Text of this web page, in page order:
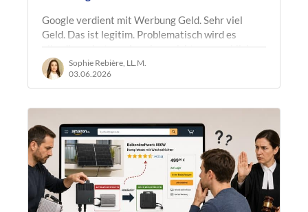
Google verdient mit Werbung Geld. Sehr viel
Geld. Das ist legitim. Problematisch wird es
allerdings dort, wo Anzeigen nicht nur werblich
zuspitzen, sondern Verbraucher gezielt…
Sophie Rebière, LL.M.
03.06.2026